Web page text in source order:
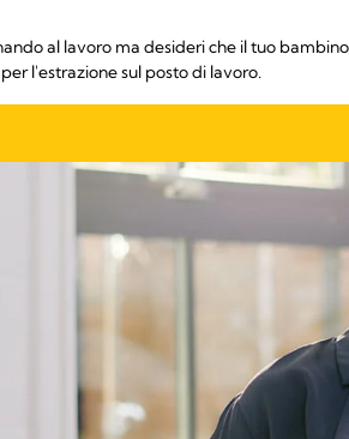
al lavoro ma desideri che il tuo
l'estrazione sul posto di lavoro.